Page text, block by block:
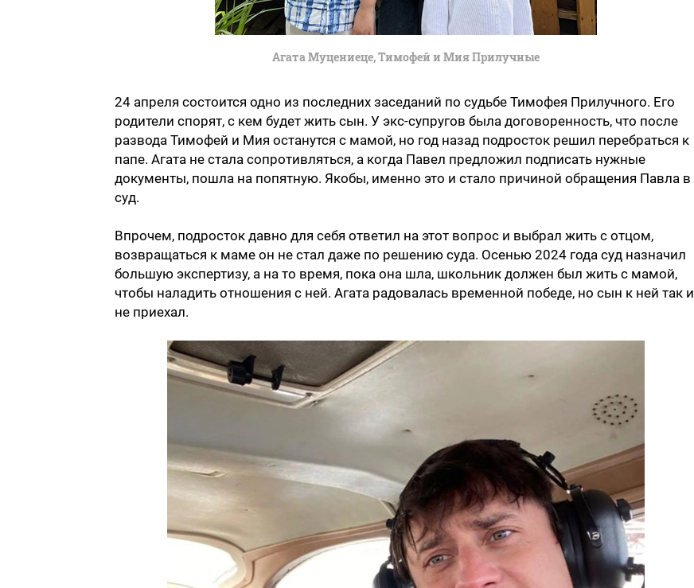
Агата Муцениеце, Тимофей и Мия Прилучные
24 апреля состоится одно из последних заседаний по судьбе Тимофея Прилучного. Его
родители спорят, с кем будет жить сын. У экс-супругов была договоренность, что после
развода Тимофей и Мия останутся с мамой, но год назад подросток решил перебраться к
папе. Агата не стала сопротивляться, а когда Павел предложил подписать нужные
документы, пошла на попятную. Якобы, именно это и стало причиной обращения Павла в
суд.
Впрочем, подросток давно для себя ответил на этот вопрос и выбрал жить с отцом,
возвращаться к маме он не стал даже по решению суда. Осенью 2024 года суд назначил
большую экспертизу, а на то время, пока она шла, школьник должен был жить с мамой,
чтобы наладить отношения с ней. Агата радовалась временной победе, но сын к ней так и
не приехал.